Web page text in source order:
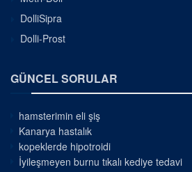
DolliSipra
Dolli-Prost
GÜNCEL SORULAR
hamsterimin eli şiş
Kanarya hastalık
kopeklerde hipotroidi
İyileşmeyen burnu tıkalı kediye tedavi